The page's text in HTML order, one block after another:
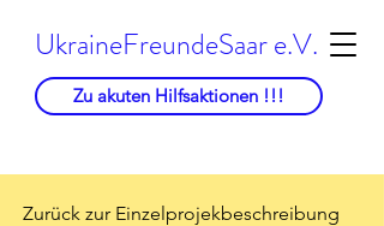
UkraineFreundeSaar e.V.
Zu akuten Hilfsaktionen !!!
Zurück zur Einzelprojekbeschreibung